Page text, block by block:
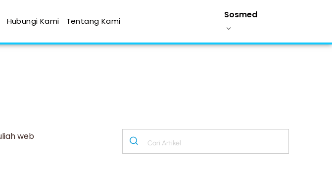
Hubungi Kami Tentang Kami
Sosmed